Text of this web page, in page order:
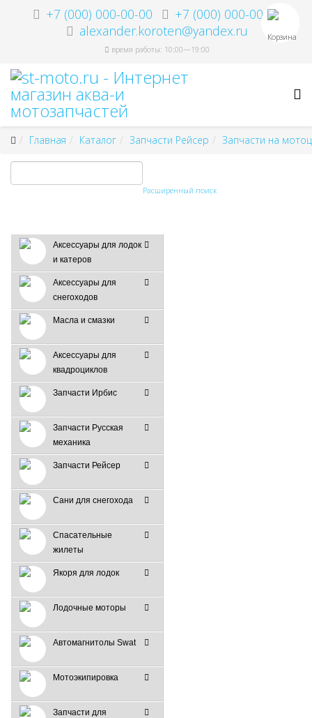
+7 (000) 000-00-00
+7 (000) 000-00-00
alexander.koroten@yandex.ru
время работы: 10:00—19:00
Корзина
Главная Каталог Запчасти Рейсер Запчасти на
Расширенный поиск
Аксессуары для лодок
и катеров
Аксессуары для
снегоходов
Масла и смазки
Аксессуары для
квадроциклов
Запчасти Ирбис
Запчасти Русская
механика
Запчасти Рейсер
Сани для снегохода
Спасательные
жилеты
Якоря для лодок
Лодочные моторы
Автомагнитолы Swat
Мотоэкипировка
Запчасти для